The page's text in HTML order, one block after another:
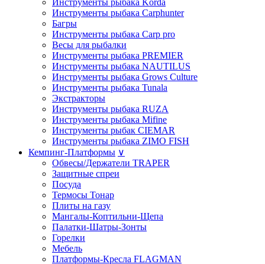
Инструменты рыбака Carphunter
Багры
Инструменты рыбака Carp pro
Весы для рыбалки
Инструменты рыбака PREMIER
Инструменты рыбака NAUTILUS
Инструменты рыбака Grows Culture
Инструменты рыбака Tunala
Экстракторы
Инструменты рыбака RUZA
Инструменты рыбака Mifine
Инструменты рыбак CIEMAR
Инструменты рыбака ZIMO FISH
Кемпинг-Платформы ∨
Обвесы/Держатели TRAPER
Защитные спреи
Посуда
Термосы Тонар
Плиты на газу
Мангалы-Коптильни-Щепа
Палатки-Шатры-Зонты
Горелки
Мебель
Платформы-Кресла FLAGMAN